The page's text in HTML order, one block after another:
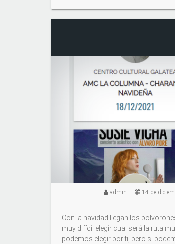
admin 14 de
Con la navidad llegan los
muy difícil elegir cual será la ruta
podemos elegir por ti, pero si